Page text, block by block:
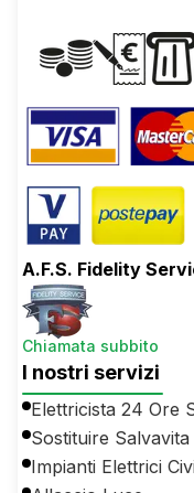
A.F.S. Fidelity
Chiamata subbito
I nostri servizi
Elettricista 24 Ore
Sostituire Salvavita
Impianti Elettrici